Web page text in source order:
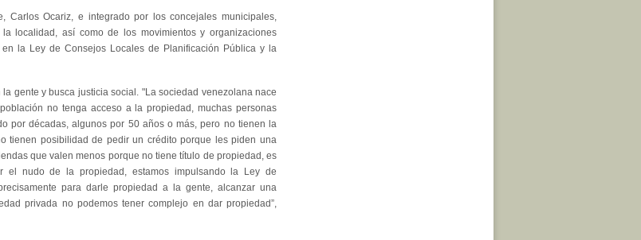
Ocariz, e integrado por los concejales municipales,
localidad, así como de los movimientos y organizaciones
la Ley de Consejos Locales de Planificación Pública y la
gente y busca justicia social. "La sociedad venezolana nace
no tenga acceso a la propiedad, muchas personas
por décadas, algunos por 50 años o más, pero no tienen la
tienen posibilidad de pedir un crédito porque les piden una
que valen menos porque no tiene título de propiedad, es
el nudo de la propiedad, estamos impulsando la Ley de
para darle propiedad a la gente, alcanzar una
privada no podemos tener complejo en dar propiedad”,